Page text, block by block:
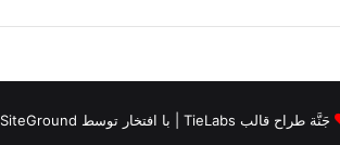
جَنَّة طراح قالب TieLabs | با افتخار توسط SiteGround